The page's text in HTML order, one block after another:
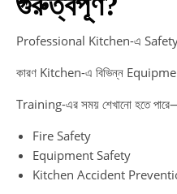
Professional Kitchen-এ Safety
কারণ Kitchen-এ বিভিন্ন
Training-এর সময় শেখানো হতে
Fire Safety
Equipment Safety
Kitchen Accident